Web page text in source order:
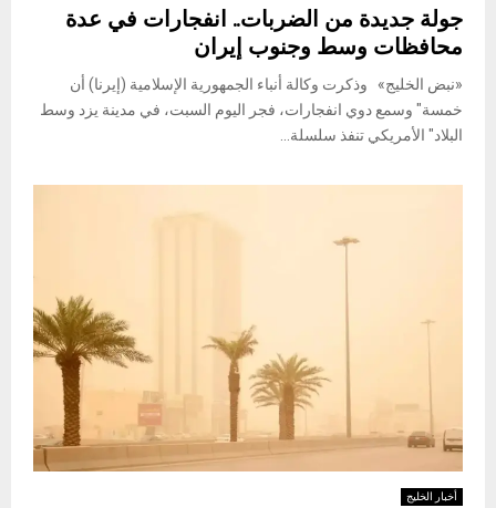
جولة جديدة من الضربات.. انفجارات في عدة
محافظات وسط وجنوب إيران
«نبض الخليج» وذكرت وكالة أنباء الجمهورية الإسلامية (إيرنا) أن
خمسة" وسمع دوي انفجارات، فجر اليوم السبت، في مدينة يزد وسط
البلاد" الأمريكي تنفذ سلسلة...
أخبار الخليج